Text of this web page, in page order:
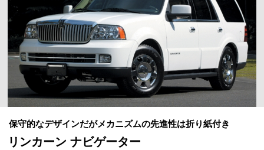
保守的なデザインだがメカニズムの先進性は折り紙付き
リンカーン ナビゲーター